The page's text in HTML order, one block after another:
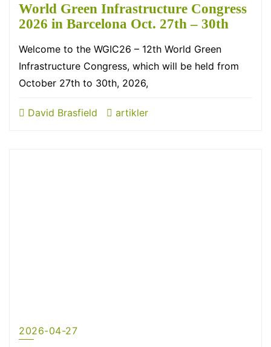
World Green Infrastructure Congress
2026 in Barcelona Oct. 27th – 30th
Welcome to the WGIC26 – 12th World Green
Infrastructure Congress, which will be held from
October 27th to 30th, 2026,
David Brasfield artikler
2026-04-27